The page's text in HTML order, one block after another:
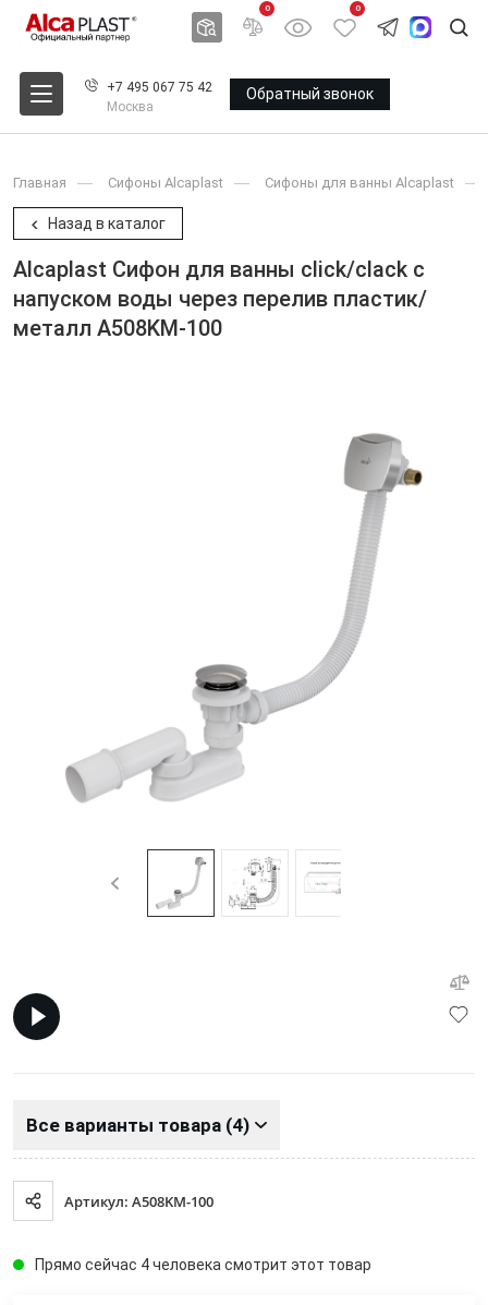
0 0
+7 495 067 75 42
Москва
Обратный звонок
Главная Сифоны Alcaplast Сифоны для ванны Alcaplast
Назад в каталог
Alcaplast Сифон для ванны click/clack с
напуском воды через перелив пластик/
металл A508KM-100
Все варианты товара (4)
Артикул: A508KM-100
Прямо сейчас 4 человека смотрит этот товар